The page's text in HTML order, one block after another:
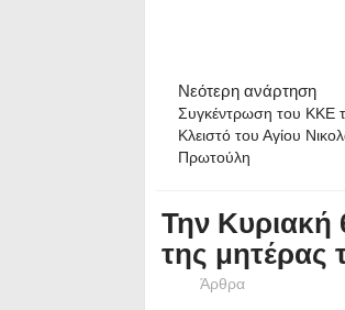
Νεότερη ανάρτηση
Συγκέντρωση του ΚΚΕ
Κλειστό του Αγίου
Πρωτούλη
Την Κυριακή
της μητέρας
Άρθρα